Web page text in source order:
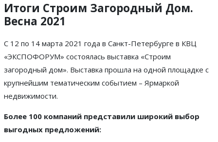
Итоги Строим Загородный Дом.
Весна 2021
С 12 по 14 марта 2021 года в Санкт-Петербурге в КВЦ
«ЭКСПОФОРУМ» состоялась выставка «Строим
загородный дом». Выставка прошла на одной площадке с
крупнейшим тематическим событием – Ярмаркой
недвижимости.
Более 100 компаний представили широкий выбор
выгодных предложений: